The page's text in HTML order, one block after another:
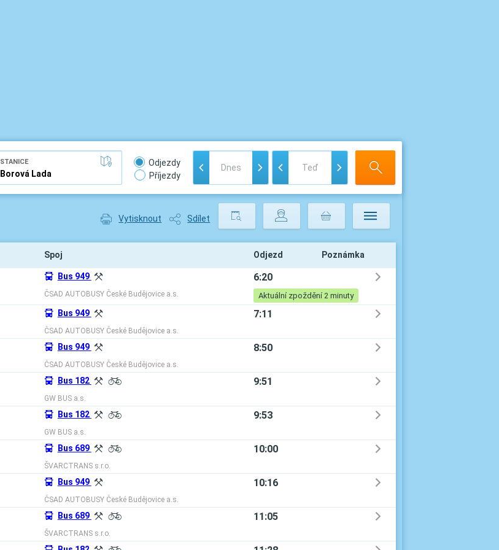
STANICE
Odjezdy
Příjezdy
Vytisknout Sdílet
Spoj Odjezd Poznámka
÷ Bus 949 X 6:20
ČSAD AUTOBUSY České Budějovice a.s. Aktuální zpoždění 2 minuty
÷ Bus 949 X 7:11
ČSAD AUTOBUSY České Budějovice a.s.
÷ Bus 949 X 8:50
ČSAD AUTOBUSY České Budějovice a.s.
÷ Bus 182 X L 9:51
GW BUS a.s.
÷ Bus 182 X L 9:53
GW BUS a.s.
÷ Bus 689 X L 10:00
ŠVARCTRANS s.r.o.
÷ Bus 949 X 10:16
ČSAD AUTOBUSY České Budějovice a.s.
÷ Bus 689 X L 11:05
ŠVARCTRANS s.r.o.